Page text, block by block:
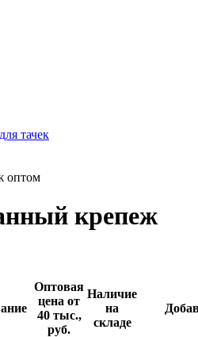
тачек
оптом
крепеж
Оптовая
цена от
40 тыс.,
руб.
Наличие
на
складе